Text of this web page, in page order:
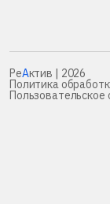
РеАктив | 2026
Политика
Пользовательское